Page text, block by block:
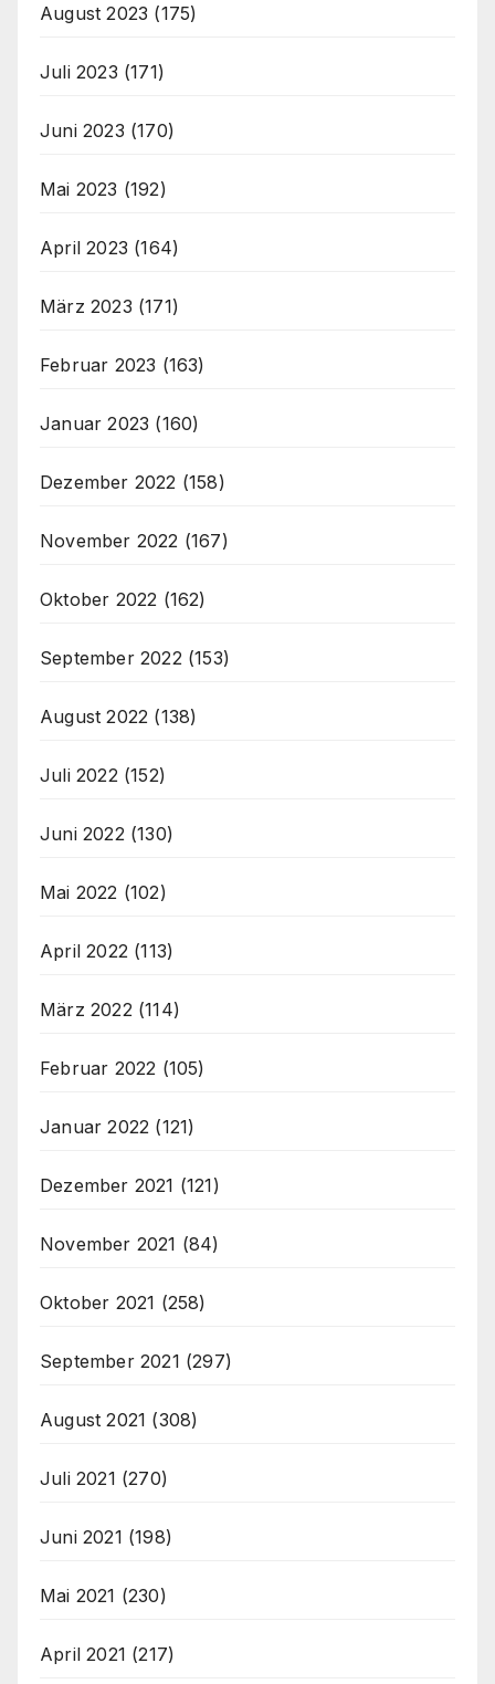
August 2023 (175)
Juli 2023 (171)
Juni 2023 (170)
Mai 2023 (192)
April 2023 (164)
März 2023 (171)
Februar 2023 (163)
Januar 2023 (160)
Dezember 2022 (158)
November 2022 (167)
Oktober 2022 (162)
September 2022 (153)
August 2022 (138)
Juli 2022 (152)
Juni 2022 (130)
Mai 2022 (102)
April 2022 (113)
März 2022 (114)
Februar 2022 (105)
Januar 2022 (121)
Dezember 2021 (121)
November 2021 (84)
Oktober 2021 (258)
September 2021 (297)
August 2021 (308)
Juli 2021 (270)
Juni 2021 (198)
Mai 2021 (230)
April 2021 (217)